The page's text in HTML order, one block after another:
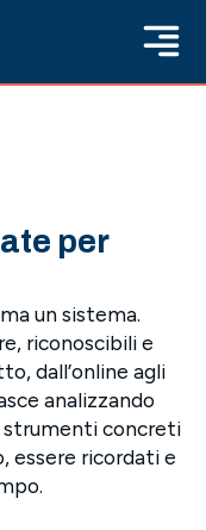
per
un sistema.
riconoscibili e
dall’online agli
analizzando
concreti
essere ricordati e